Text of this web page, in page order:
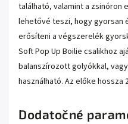
található, valamint a zsinóron
lehetővé teszi, hogy gyorsan
erősíteni a végszerelék
Soft Pop Up Boilie csalikhoz
balanszírozott golyókkal,
használható. Az előke hossza
Dodatočné